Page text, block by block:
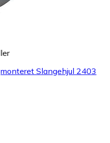
Slangehjul 2403